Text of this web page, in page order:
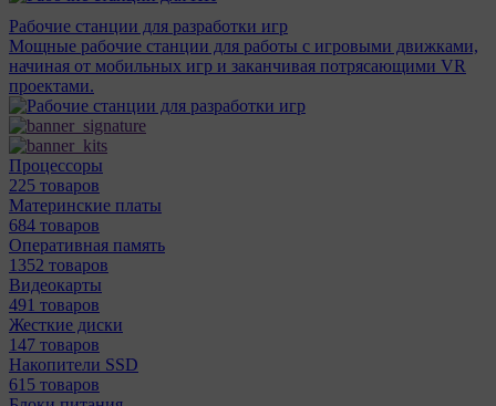
Рабочие станции для разработки игр
Мощные рабочие станции для работы с игровыми движками,
начиная от мобильных игр и заканчивая потрясающими VR
проектами.
Процессоры
225 товаров
Материнcкие платы
684 товаров
Оперативная память
1352 товаров
Видеокарты
491 товаров
Жесткие диски
147 товаров
Накопители SSD
615 товаров